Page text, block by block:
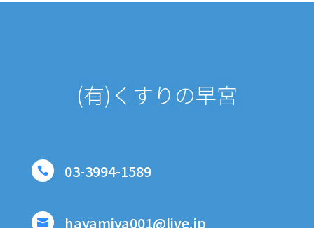
(有)くすりの早宮
 03-3994-1589
 hayamiya001@live.jp